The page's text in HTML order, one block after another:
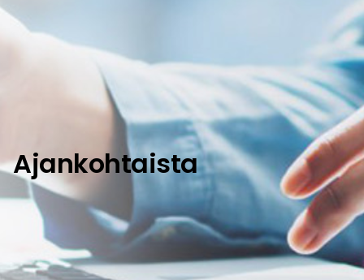
Ajankohtaista